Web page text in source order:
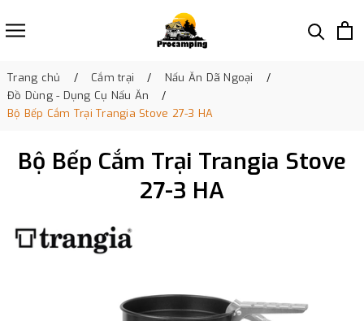
Trang chủ Cắm trại
Nấu Ăn Dã Ngoại
Đồ Dùng - Dụng Cụ Nấu Ăn
Bộ Bếp Cắm Trại Trangia Stove 27-3 HA
Bộ Bếp Cắm Trại Trangia Stove
27-3 HA